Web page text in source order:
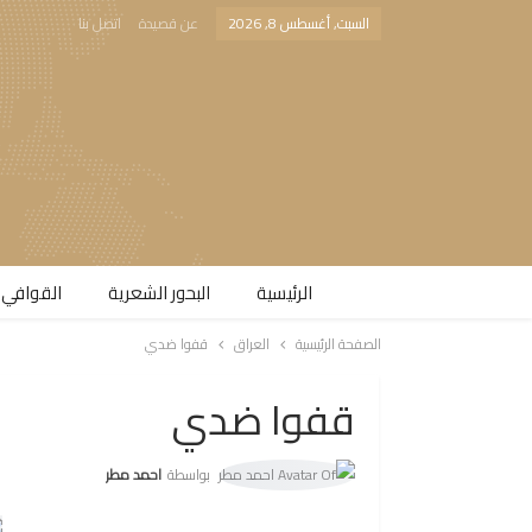
السبت, أغسطس 8, 2026 عن قصيدة اتصل بنا
الرئيسية البحور الشعرية​
الصفحة الرئيسية العراق قفوا ضدي
قفوا ضدي
بواسطة احمد مطر